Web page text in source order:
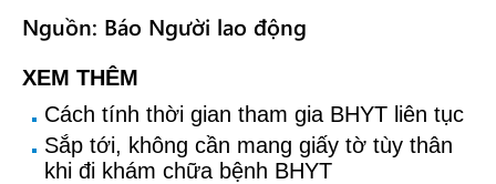
Nguồn: Báo Người lao động
XEM THÊM
Cách tính thời gian tham gia BHYT liên tục
Sắp tới, không cần mang giấy tờ tùy thân
khi đi khám chữa bệnh BHYT